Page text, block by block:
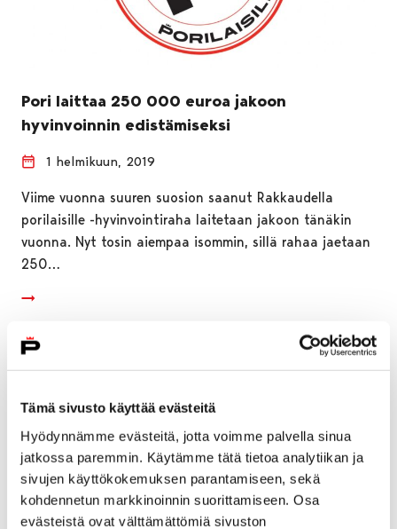
Tämä sivusto käyttää evästeitä
Hyödynnämme evästeitä, jotta voimme palvella sinua
jatkossa paremmin. Käytämme tätä tietoa analytiikan ja
sivujen käyttökokemuksen parantamiseen, sekä
kohdennetun markkinoinnin suorittamiseen. Osa
evästeistä ovat välttämättömiä sivuston
Pori laittaa 250 000 euroa jakoon
hyvinvoinnin edistämiseksi
1 helmikuun, 2019
Viime vuonna suuren suosion saanut Rakkaudella
porilaisille -hyvinvointiraha laitetaan jakoon tänäkin
vuonna. Nyt tosin aiempaa isommin, sillä rahaa jaetaan
250…